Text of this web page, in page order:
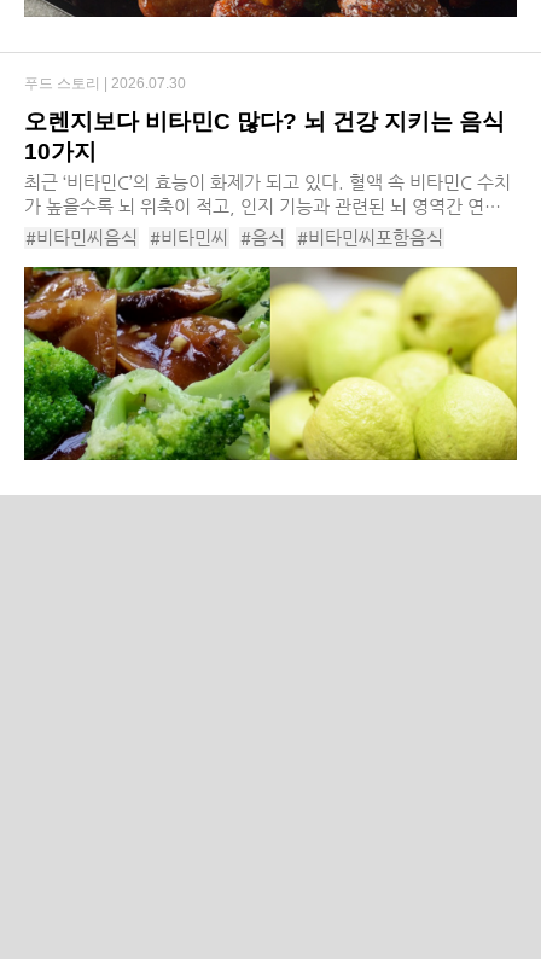
오렌지보다 비타민C 많다? 뇌 건강 지키는 음식
10가지
최근 ‘비타민C’의 효능이 화제가 되고 있다. 혈액 속 비타민C 수치
가 높을수록 뇌 위축이 적고, 인지 기능과 관련된 뇌 영역간 연결
성이 잘 보존된다는 것이 밝혀졌기 때문이다. 이는 곧 비타민C가
#비타민씨음식 #비타민씨 #음식
#비타민씨포함음식
#비타민씨함유음식 #비타민C #비타민C함유음식 #파슬리
#파프리카 #구아바 #케일 #골드키위 #방울양배추
푸드 스토리 | 2026.07.30